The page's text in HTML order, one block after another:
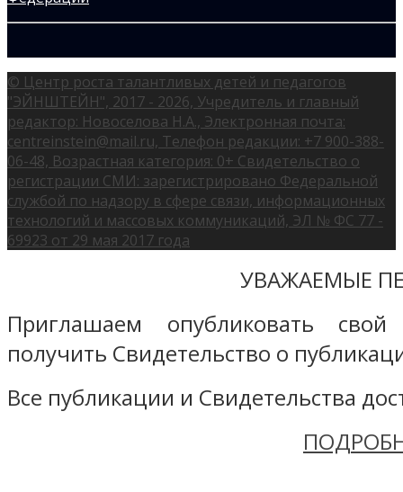
© Центр роста талантливых детей и педагогов
"ЭЙНШТЕЙН", 2017 - 2026, Учредитель и главный
редактор: Новоселова Н.А., Электронная почта:
centreinstein@mail.ru, Телефон редакции: +7 900-388-
06-48, Возрастная категория: 0+ Свидетельство о
регистрации СМИ: зарегистрировано Федеральной
службой по надзору в сфере связи, информационных
технологий и массовых коммуникаций, ЭЛ № ФС 77 -
69923 от 29 мая 2017 года
УВАЖАЕМЫЕ
Приглашаем опубликовать
получить Свидетельство о
Все публикации и Свидетельства